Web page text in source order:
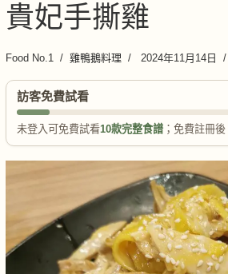
貴妃手撕雞
Food No.1 雞鴨鵝料理 2024年11月14日
訪客免費試看
未登入可免費試看10款完整食譜 ；免費註冊